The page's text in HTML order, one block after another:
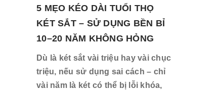
5 MẸO KÉO DÀI TUỔI THỌ
KÉT SẮT – SỬ DỤNG BỀN BỈ
10–20 NĂM KHÔNG HỎNG
Dù là két sắt vài triệu hay vài chục
triệu, nếu sử dụng sai cách – chỉ
vài năm là két có thể bị lỗi khóa,